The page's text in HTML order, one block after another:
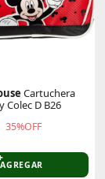
Cartuchera
Colec D B26
35%OFF
AGREGAR